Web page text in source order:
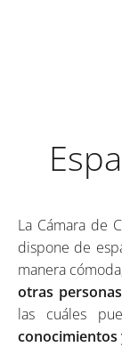
La Cámara de
dispone de
manera
otras personas
las cuáles
conocimientos